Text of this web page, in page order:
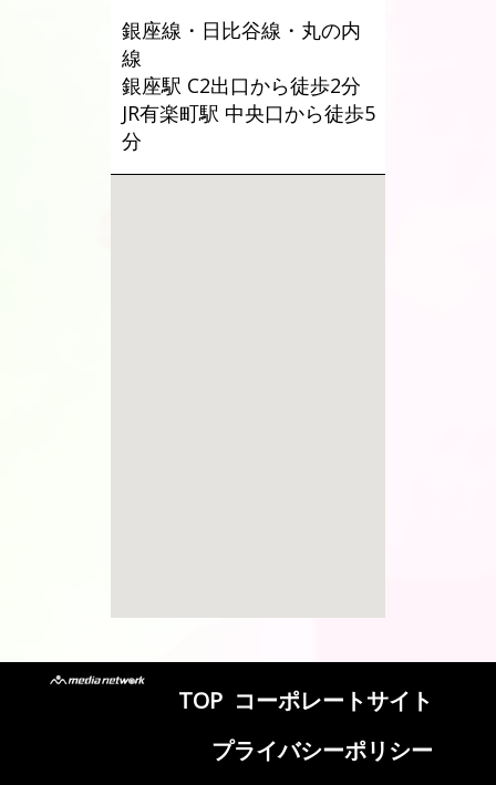
銀座線・日比谷線・丸の内
線
銀座駅 C2出口から徒歩2分
JR有楽町駅 中央口から徒歩5
分
TOP コーポレートサイト
プライバシーポリシー